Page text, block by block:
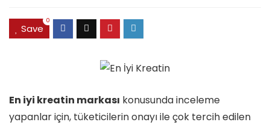
Save
0
En iyi kreatin markası konusunda inceleme
yapanlar için, tüketicilerin onayı ile çok tercih edilen